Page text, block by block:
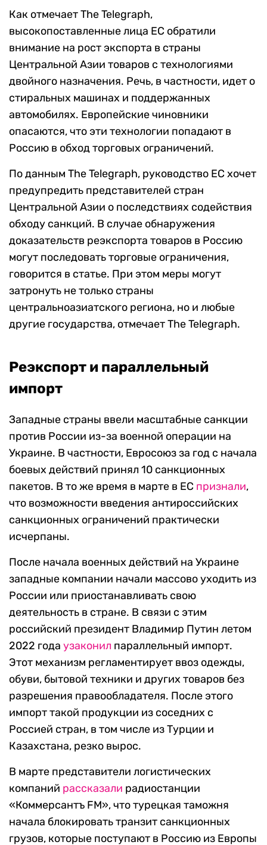
Как отмечает The Telegraph,
высокопоставленные лица ЕС обратили
внимание на рост экспорта в страны
Центральной Азии товаров с технологиями
двойного назначения. Речь, в частности, идет о
стиральных машинах и поддержанных
автомобилях. Европейские чиновники
опасаются, что эти технологии попадают в
Россию в обход торговых ограничений.
По данным The Telegraph, руководство ЕС хочет
предупредить представителей стран
Центральной Азии о последствиях содействия
обходу санкций. В случае обнаружения
доказательств реэкспорта товаров в Россию
могут последовать торговые ограничения,
говорится в статье. При этом меры могут
затронуть не только страны
центральноазиатского региона, но и любые
другие государства, отмечает The Telegraph.
Реэкспорт и параллельный
импорт
Западные страны ввели масштабные санкции
против России из-за военной операции на
Украине. В частности, Евросоюз за год с начала
боевых действий принял 10 санкционных
пакетов. В то же время в марте в ЕС признали,
что возможности введения антироссийских
санкционных ограничений практически
исчерпаны.
После начала военных действий на Украине
западные компании начали массово уходить из
России или приостанавливать свою
деятельность в стране. В связи с этим
российский президент Владимир Путин летом
2022 года узаконил параллельный импорт.
Этот механизм регламентирует ввоз одежды,
обуви, бытовой техники и других товаров без
разрешения правообладателя. После этого
импорт такой продукции из соседних с
Россией стран, в том числе из Турции и
Казахстана, резко вырос.
В марте представители логистических
компаний рассказали радиостанции
«Коммерсантъ FM», что турецкая таможня
начала блокировать транзит санкционных
грузов, которые поступают в Россию из Европы